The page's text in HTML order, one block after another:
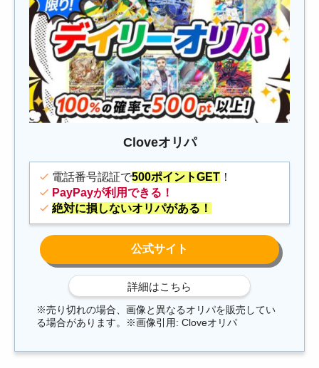
Cloveオリパ
電話番号認証で500ポイントGET ！
PayPayが利用できる！
絶対に損しないオリパがある！
※売り切れの場合、画像と異なるオリパを販売してい
る場合があります。※画像引用: Cloveオリパ